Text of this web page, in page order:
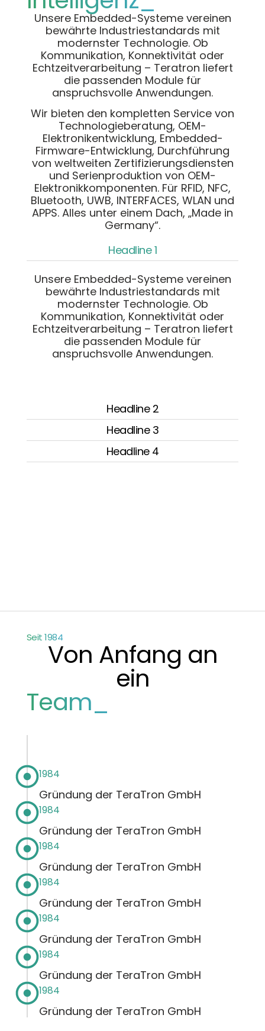
Unsere Embedded-Systeme vereinen
bewährte Industriestandards mit
modernster Technologie. Ob
Kommunikation, Konnektivität oder
Echtzeitverarbeitung – Teratron liefert
die passenden Module für
anspruchsvolle Anwendungen.
Wir bieten den kompletten Service von
Technologieberatung, OEM-
Elektronikentwicklung, Embedded-
Firmware-Entwicklung, Durchführung
von weltweiten Zertifizierungsdiensten
und Serienproduktion von OEM-
Elektronikkomponenten. Für RFID, NFC,
Bluetooth, UWB, INTERFACES, WLAN und
APPS. Alles unter einem Dach, „Made in
Germany“.
Headline 1
Unsere Embedded-Systeme vereinen
bewährte Industriestandards mit
modernster Technologie. Ob
Kommunikation, Konnektivität oder
Echtzeitverarbeitung – Teratron liefert
die passenden Module für
anspruchsvolle Anwendungen.
Headline 2
Headline 3
Headline 4
Seit 1984
Von Anfang an
ein
Team_
1984
Gründung der TeraTron GmbH
1984
Gründung der TeraTron GmbH
1984
Gründung der TeraTron GmbH
1984
Gründung der TeraTron GmbH
1984
Gründung der TeraTron GmbH
1984
Gründung der TeraTron GmbH
1984
Gründung der TeraTron GmbH